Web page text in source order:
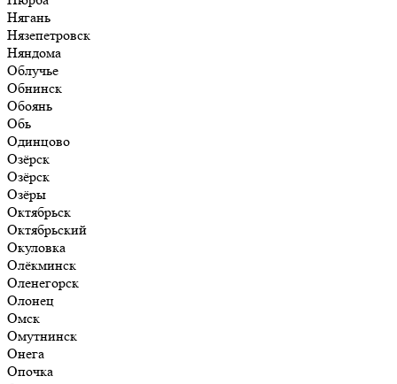
Нягань
Нязепетровск
Няндома
Облучье
Обнинск
Обоянь
Обь
Одинцово
Озёрск
Озёрск
Озёры
Октябрьск
Октябрьский
Окуловка
Олёкминск
Оленегорск
Олонец
Омск
Омутнинск
Онега
Опочка